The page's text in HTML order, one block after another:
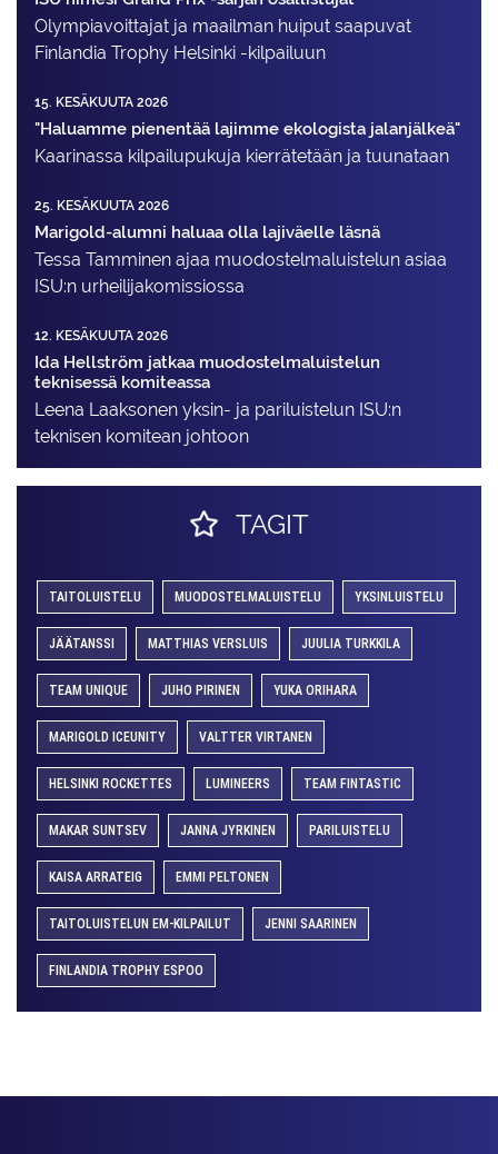
Olympiavoittajat ja maailman huiput saapuvat
Finlandia Trophy Helsinki -kilpailuun
15. KESÄKUUTA 2026
"Haluamme pienentää lajimme ekologista jalanjälkeä"
Kaarinassa kilpailupukuja kierrätetään ja tuunataan
25. KESÄKUUTA 2026
Marigold-alumni haluaa olla lajiväelle läsnä
Tessa Tamminen ajaa muodostelma­luistelun asiaa
ISU:n urheilija­komissiossa
12. KESÄKUUTA 2026
Ida Hellström jatkaa muodostelmaluistelun
teknisessä komiteassa
Leena Laaksonen yksin- ja pariluistelun ISU:n
teknisen komitean johtoon
TAGIT
TAITOLUISTELU MUODOSTELMALUISTELU YKSINLUISTELU
JÄÄTANSSI MATTHIAS VERSLUIS JUULIA TURKKILA
TEAM UNIQUE JUHO PIRINEN YUKA ORIHARA
MARIGOLD ICEUNITY VALTTER VIRTANEN
HELSINKI ROCKETTES LUMINEERS TEAM FINTASTIC
MAKAR SUNTSEV JANNA JYRKINEN PARILUISTELU
KAISA ARRATEIG EMMI PELTONEN
TAITOLUISTELUN EM-KILPAILUT JENNI SAARINEN
FINLANDIA TROPHY ESPOO